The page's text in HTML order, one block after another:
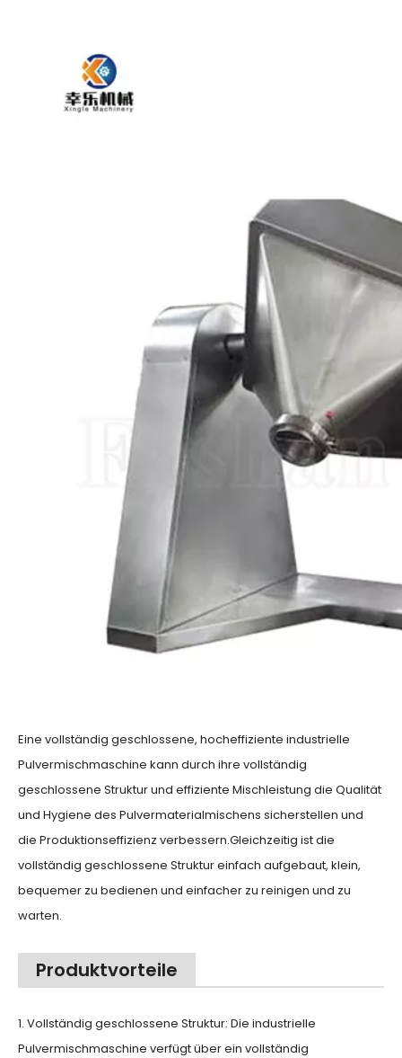
Eine vollständig geschlossene, hocheffiziente industrielle
Pulvermischmaschine kann durch ihre vollständig
geschlossene Struktur und effiziente Mischleistung die Qualität
und Hygiene des Pulvermaterialmischens sicherstellen und
die Produktionseffizienz verbessern.Gleichzeitig ist die
vollständig geschlossene Struktur einfach aufgebaut, klein,
bequemer zu bedienen und einfacher zu reinigen und zu
warten.
Produktvorteile
1. Vollständig geschlossene Struktur: Die industrielle
Pulvermischmaschine verfügt über ein vollständig